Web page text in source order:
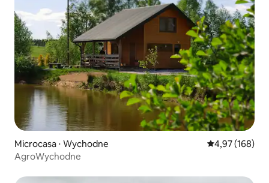
Microcasa ⋅ Wychodne 4,97 de uma
4,97 (168)
AgroWychodne